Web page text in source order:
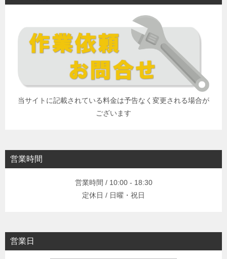
当サイトに記載されている料金は予告なく変更される場合が
ございます
営業時間
営業時間 / 10:00 - 18:30
定休日 / 日曜・祝日
営業日